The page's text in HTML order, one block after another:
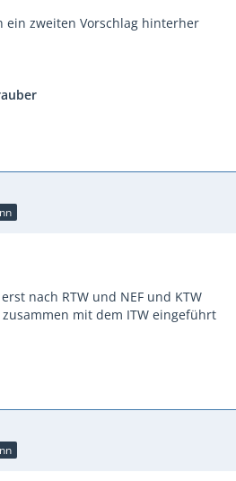
ein zweiten Vorschlag hinterher
nach RTW und NEF und KTW
mit dem ITW eingeführt